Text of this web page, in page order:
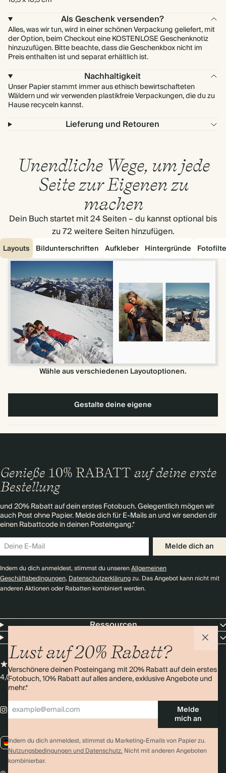
Als Geschenk versenden?
Alles, was wir tun, wird in einer schönen Verpackung geliefert, mit
der Option, beim Checkout eine KOSTENLOSE Geschenknotiz
hinzuzufügen. Bitte beachte, dass die Geschenkbox nicht im
Preis enthalten ist und separat erhältlich ist.
Nachhaltigkeit
Unser Papier stammt immer aus ethisch bewirtschafteten
Wäldern und wir verwenden plastikfreie Verpackungen, die du zu
Hause recyceln kannst.
Lieferung und Retouren
Unendliche Wege, um jede
Seite zur Eigenen zu
machen
Dein Buch startet mit 24 Seiten – du kannst optional bis
zu 72 weitere Seiten hinzufügen.
Layouts Bildunterschriften Aufkleber Hintergründe
Wähle aus verschiedenen Layoutoptionen.
Gestalte deine eigene
Lust auf 20% Rabatt?
Verschönere deinen Posteingang mit 20% Rabatt auf dein erstes
Fotobuch, 10% Rabatt auf alles andere, exklusive Angebote und
mehr.*
Melde
mich an
Indem du dich anmeldest, stimmst du Marketing-Emails von Papier zu.
Nutzungsbedingungen und Datenschutz.Nicht mit anderen Angeboten
kombinierbar.
Genieße 10% RABATT auf deine erste
Bestellung
und 20% Rabatt auf dein erstes Fotobuch. Gelegentlich mögen wir
auch Post ohne Papier. Melde dich für E-Mails an und wir senden dir
einen Rabattcode in deinen Posteingang.*
Melde dich an
Indem du dich anmeldest, stimmst du unserenAllgemeinen
Geschäftsbedingungen,Datenschutzerklärungzu. Das Angebot kann nicht mit
anderen Aktionen oder Rabatten kombiniert werden.
Ressourcen
4,0 SterneÜber 11.000 Bewertungen
DE / EUR